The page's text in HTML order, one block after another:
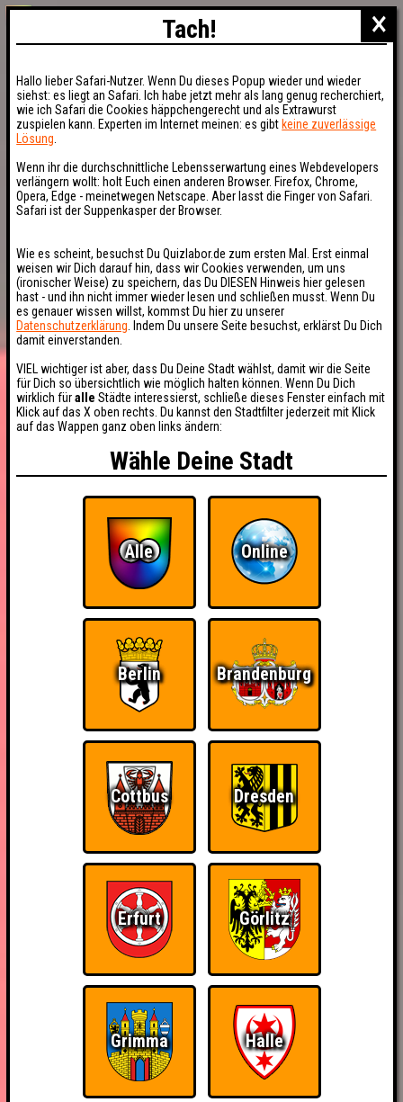
×
Tach!
Hallo lieber Safari-Nutzer. Wenn Du dieses Popup wieder und wieder
siehst: es liegt an Safari. Ich habe jetzt mehr als lang genug recherchiert,
wie ich Safari die Cookies häppchengerecht und als Extrawurst
zuspielen kann. Experten im Internet meinen: es gibt keine zuverlässige
Lösung
Wenn ihr die durchschnittliche Lebensserwartung eines Webdevelopers
verlängern wollt: holt Euch einen anderen Browser. Firefox, Chrome,
Opera, Edge - meinetwegen Netscape. Aber lasst die Finger von Safari.
Safari ist der Suppenkasper der Browser.
Wie es scheint, besuchst Du Quizlabor.de zum ersten Mal. Erst einmal
weisen wir Dich darauf hin, dass wir Cookies verwenden, um uns
(ironischer Weise) zu speichern, das Du DIESEN Hinweis hier gelesen
hast - und ihn nicht immer wieder lesen und schließen musst. Wenn Du
es genauer wissen willst, kommst Du hier zu unserer
Datenschutzerklärung . Indem Du unsere Seite besuchst, erklärst Du Dich
damit einverstanden.
VIEL wichtiger ist aber, dass Du Deine Stadt wählst, damit wir die Seite
für Dich so übersichtlich wie möglich halten können. Wenn Du Dich
wirklich füralle Städte interessierst, schließe dieses Fenster einfach mit
Klick auf das X oben rechts. Du kannst den Stadtfilter jederzeit mit Klick
auf das Wappen ganz oben links ändern:
Wähle Deine Stadt
Alle Online
Berlin Brandenburg
Cottbus Dresden
Erfurt Görlitz
Grimma Halle